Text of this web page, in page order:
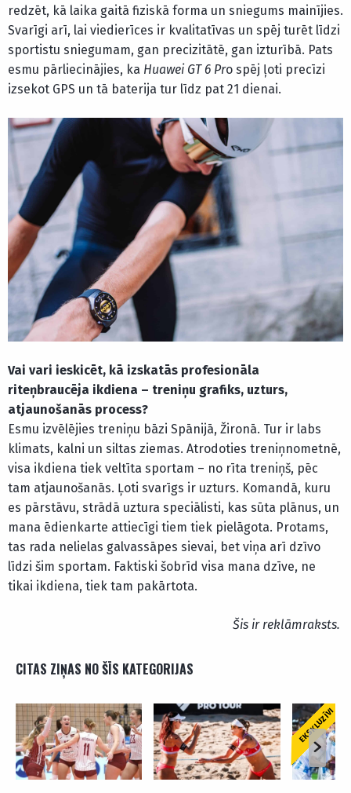
redzēt, kā laika gaitā fiziskā forma un sniegums mainījies.
Svarīgi arī, lai viedierīces ir kvalitatīvas un spēj turēt līdzi
sportistu sniegumam, gan precizitātē, gan izturībā. Pats
esmu pārliecinājies, ka Huawei GT 6 Pro spēj ļoti precīzi
izsekot GPS un tā baterija tur līdz pat 21 dienai.
Vai vari ieskicēt, kā izskatās profesionāla
riteņbraucēja ikdiena – treniņu grafiks, uzturs,
atjaunošanās process?
Esmu izvēlējies treniņu bāzi Spānijā, Žironā. Tur ir labs
klimats, kalni un siltas ziemas. Atrodoties treniņnometnē,
visa ikdiena tiek veltīta sportam – no rīta treniņš, pēc
tam atjaunošanās. Ļoti svarīgs ir uzturs. Komandā, kuru
es pārstāvu, strādā uztura speciālisti, kas sūta plānus, un
mana ēdienkarte attiecīgi tiem tiek pielāgota. Protams,
tas rada nelielas galvassāpes sievai, bet viņa arī dzīvo
līdzi šim sportam. Faktiski šobrīd visa mana dzīve, ne
tikai ikdiena, tiek tam pakārtota.
Šis ir reklāmraksts.
CITAS ZIŅAS NO ŠĪS KATEGORIJAS
EKSKLUZĪVI